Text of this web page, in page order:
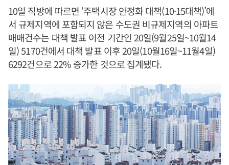
10일 직방에 따르면 ‘주택시장 안정화 대책(10·15대책)’에
서 규제지역에 포함되지 않은 수도권 비규제지역의 아파트
매매건수는 대책 발표 이전 기간인 20일(9월25일~10월14
일) 5170건에서 대책 발표 이후 20일(10월16일~11월4일)
6292건으로 22% 증가한 것으로 집계됐다.